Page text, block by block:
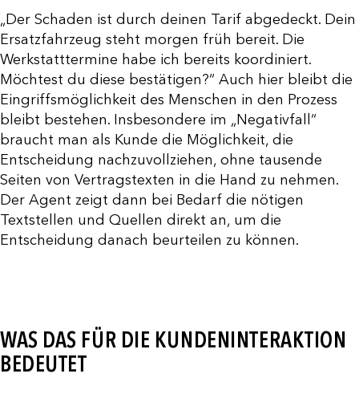
„Der Schaden ist durch deinen Tarif abgedeckt. Dein
Ersatzfahrzeug steht morgen früh bereit. Die
Werkstatttermine habe ich bereits koordiniert.
Möchtest du diese bestätigen?“ Auch hier bleibt die
Eingriffsmöglichkeit des Menschen in den Prozess
bleibt bestehen. Insbesondere im „Negativfall“
braucht man als Kunde die Möglichkeit, die
Entscheidung nachzuvollziehen, ohne tausende
Seiten von Vertragstexten in die Hand zu nehmen.
Der Agent zeigt dann bei Bedarf die nötigen
Textstellen und Quellen direkt an, um die
Entscheidung danach beurteilen zu können.
WAS DAS FÜR DIE KUNDENINTERAKTION
BEDEUTET